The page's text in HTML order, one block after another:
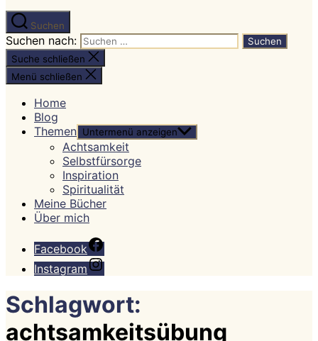
Suchen
Suchen nach:
Suche schließen
Menü schließen
Home
Blog
Themen Untermenü anzeigen
Achtsamkeit
Selbstfürsorge
Inspiration
Spiritualität
Meine Bücher
Über mich
Facebook
Instagram
Schlagwort:
achtsamkeitsübung